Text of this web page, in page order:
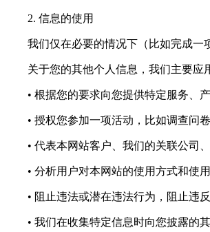
2. 信息的使用
我们仅在必要的情况下（比如完成一项
关于您的其他个人信息，我们主要应
• 根据您的要求向您提供特定服务、产
• 授权您参加一项活动，比如调查问卷
• 代表本网站客户、我们的关联公司、
• 分析用户对本网站的使用方式和使用
• 阻止违法或潜在违法行为，阻止违反
• 我们在收集特定信息时向您披露的其